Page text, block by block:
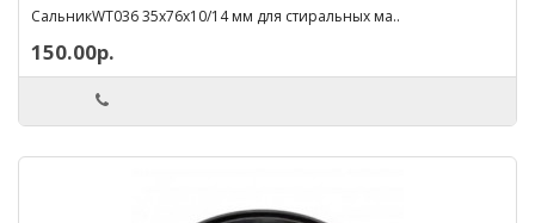
СальникWT036 35x76x10/14 мм для стиральных ма..
150.00р.